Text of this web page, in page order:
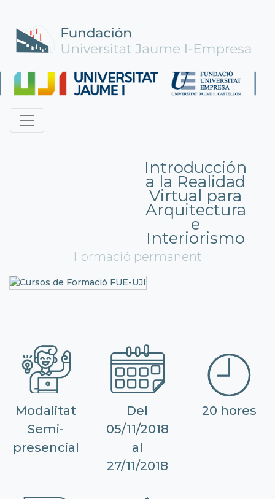
Introducción
a la Realidad
Virtual para
Arquitectura
e
Interiorismo
Formació permanent
Modalitat
Semi-
presencial
Del
05/11/2018
al
27/11/2018
20 hores